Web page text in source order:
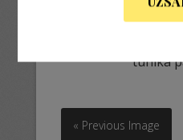
tunika
« Previous Image